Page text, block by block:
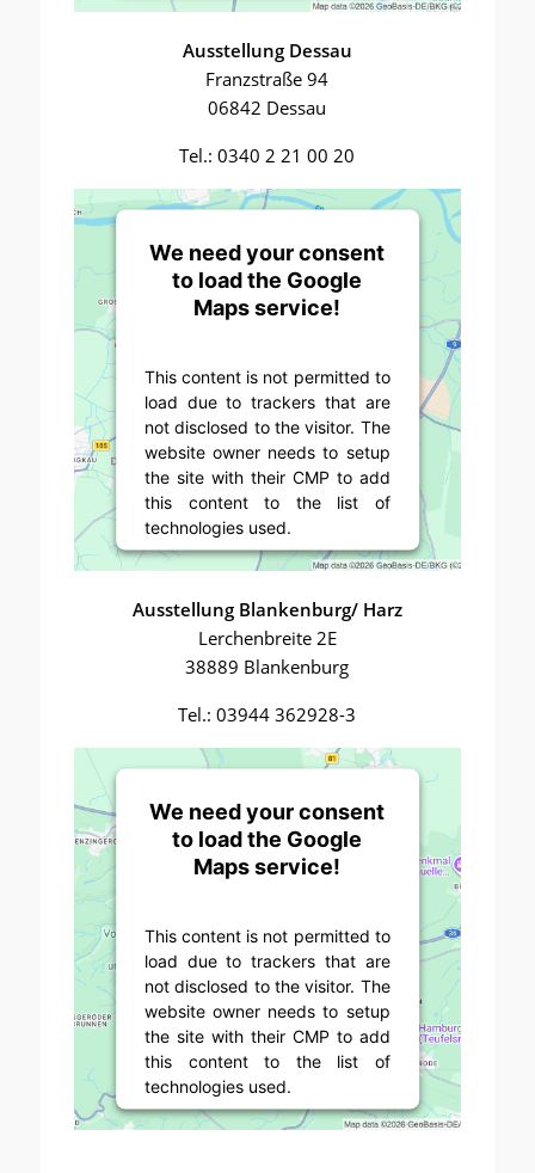
Powered byUsercentrics
Ausstellung Dessau
Franzstraße 94
06842 Dessau
Tel.: 0340 2 21 00 20
We need your consent
to load the Google
Maps service!
This content is not permitted to
load due to trackers that are
not disclosed to the visitor. The
website owner needs to setup
the site with their CMP to add
this content to the list of
technologies used.
Powered byUsercentrics
Ausstellung Blankenburg/ Harz
Lerchenbreite 2E
38889 Blankenburg
Tel.: 03944 362928-3
We need your consent
to load the Google
Maps service!
This content is not permitted to
load due to trackers that are
not disclosed to the visitor. The
website owner needs to setup
the site with their CMP to add
this content to the list of
technologies used.
Powered byUsercentrics